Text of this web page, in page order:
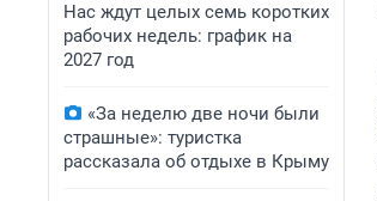
Нас ждут целых семь коротких
рабочих недель: график на
2027 год
«За неделю две ночи были
страшные»: туристка
рассказала об отдыхе в Крыму